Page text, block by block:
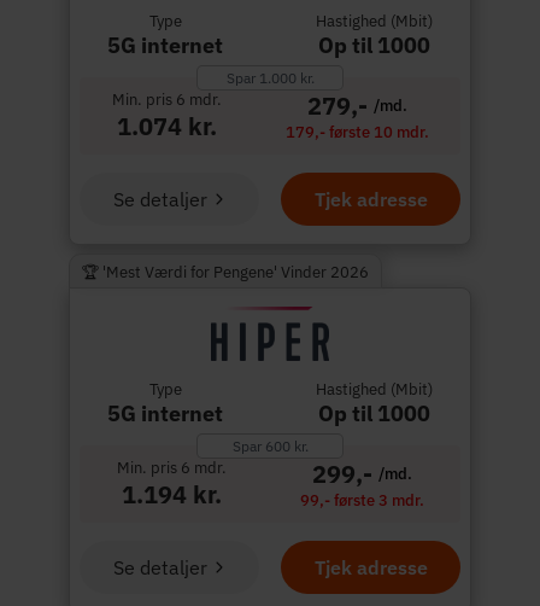
Type
5G internet
Hastighed (Mbit)
Op til 1000
Spar 1.000 kr.
Min. pris 6 mdr.
1.074 kr.
279,- /md.
179,- første 10 mdr.
Tjek adresse
Se detaljer
🏆 'Mest Værdi for Pengene' Vinder 2026
Type
5G internet
Hastighed (Mbit)
Op til 1000
Spar 600 kr.
Min. pris 6 mdr.
1.194 kr.
299,- /md.
99,- første 3 mdr.
Tjek adresse
Se detaljer